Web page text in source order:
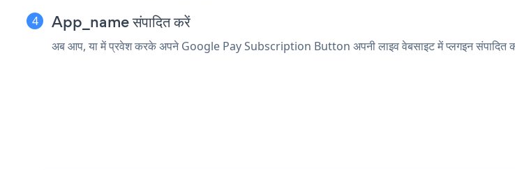
App_name संपादित करें
अब आप, या में प्रवेश करके अपने Google Pay Subscription Button अपनी लाइव वेबसाइट में प्लगइन संपादित